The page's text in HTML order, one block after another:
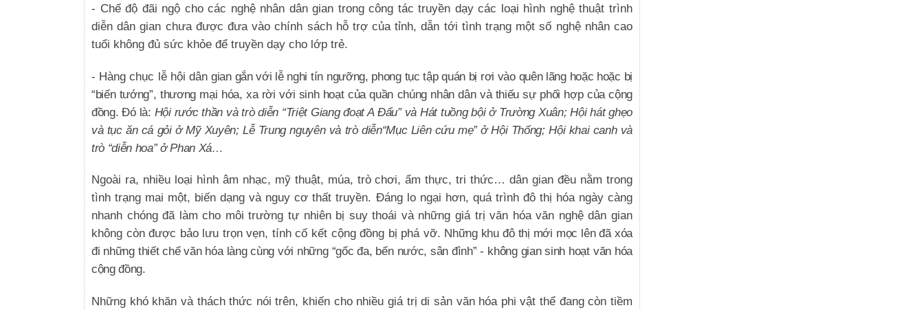
- Chế độ đãi ngộ cho các nghệ nhân dân gian trong công tác truyền dạy các loại hình nghệ thuật trình
diễn dân gian chưa được đưa vào chính sách hỗ trợ của tỉnh, dẫn tới tình trạng một số nghệ nhân cao
tuổi không đủ sức khỏe để truyền dạy cho lớp trẻ.
- Hàng chục lễ hội dângian gắn với lễ nghi tín ngưỡng, phong tục tập quán bị rơi vào quên lãng hoặc hoặc bị
“biến tướng”, thương mại hóa, xa rời với sinh hoạt của quần chúng nhân dân và thiếu sự phối hợp của cộng
đồng. Đó là: Hội rước thần và trò diễn “Triệt Giang đoạt A Đẩu” và Hát tuồng bội ở Trường Xuân; Hội hát ghẹo
và tục ăn cá gỏi ở Mỹ Xuyên; Lễ Trung nguyên và trò diễn“Mục Liên cứu mẹ” ở Hội Thống; Hội khai canh và
trò “diễn hoa” ở Phan Xá…
Ngoài ra, nhiều loại hình âm nhạc, mỹ thuật, múa, trò chơi, ẩm thực, tri thức… dân gian đều nằm trong
tình trạng mai một, biến dạng và nguy cơ thất truyền. Đáng lo ngại hơn, quá trình đô thị hóa ngày càng
nhanh chóng đã làm cho môi trường tự nhiên bị suy thoái và những giá trị văn hóa văn nghệ dân gian
không còn được bảo lưu trọn vẹn, tính cố kết cộng đồng bị phá vỡ. Những khu đô thị mới mọc lên đã xóa
đi những thiết chế văn hóa làng cùng với những “gốc đa, bến nước, sân đình” - không gian sinh hoạt văn hóa
cộng đồng.
Những khó khăn và thách thức nói trên, khiến cho nhiều giá trị di sản văn hóa phi vật thể đang còn tiềm